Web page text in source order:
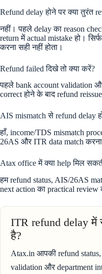
Refund delay होने पर क्या तुरंत
नहीं। पहले delay का reason
return में actual mistake हो।
करना सही नहीं होता।
Refund failed दिखे तो क्या करें?
पहले bank account validation
correct होने के बाद refund
AIS mismatch से refund delay
हाँ, income/TDS mismatch
26AS और ITR data match
Atax office में क्या help मिल
हम refund status, AIS/26AS
next action का practical review
ITR refund delay में
है?
Atax.in आपकी refund
validation और department